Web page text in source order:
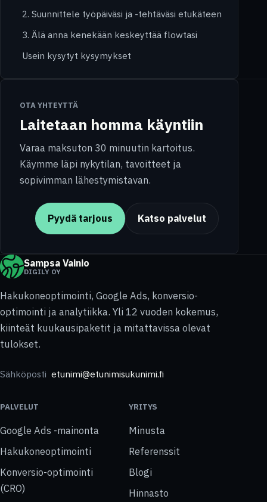
2. Suunnittele työpäiväsi ja -tehtäväsi etukäteen
3. Älä anna kenekään keskeyttää flowtasi
Usein kysytyt kysymykset
OTA YHTEYTTÄ
Laitetaan homma käyntiin
Varaa maksuton 30 minuutin kartoitus.
Käymme läpi nykytilan, tavoitteet ja
sopivimman lähestymistavan.
Pyydä tarjous Katso palvelut
Sampsa Vainio
DIGILY OY
Hakukoneoptimointi, Google Ads, konversio-
optimointi ja analytiikka. Yli 12 vuoden kokemus,
kiinteät kuukausipaketit ja mitattavissa olevat
tulokset.
Sähköposti etunimi@etunimisukunimi.fi
PALVELUT
Google Ads -mainonta
Hakukoneoptimointi
Konversio-optimointi
(CRO)
YRITYS
Minusta
Referenssit
Blogi
Hinnasto